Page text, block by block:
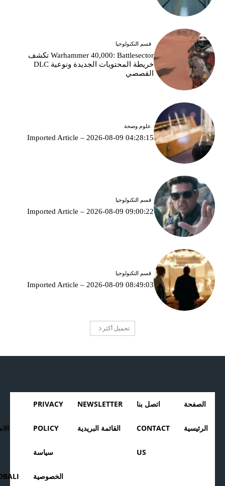
قسم التكنولوجيا
Warhammer 40,000: Battlesector تكشف
خريطة المحتويات الجديدة ونوعية DLC
القصصي
علوم وصحة
Imported Article – 2026-08-09 04:28:15
قسم التكنولوجيا
Imported Article – 2026-08-09 09:00:22
قسم التكنولوجيا
Imported Article – 2026-08-09 08:49:03
تحميل أكثر
الصفحة
الرئيسية
اتصل بنا
CONTACT
US
NEWSLETTER
القائمة البريدية
PRIVACY
POLICY
سياسة
الخصوصية